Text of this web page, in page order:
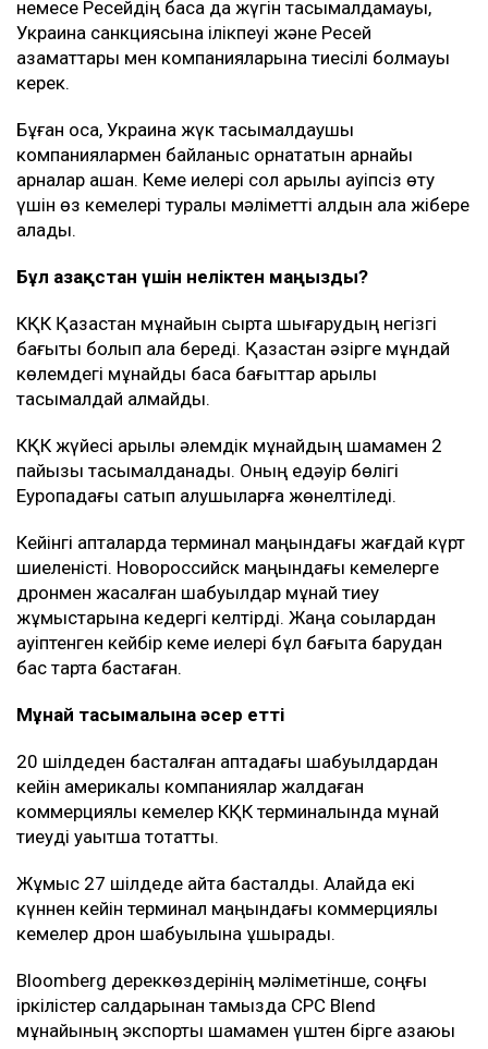
немесе Ресейдің басқа да жүгін тасымалдамауы,
Украина санкциясына ілікпеуі және Ресей
азаматтары мен компанияларына тиесілі болмауы
керек.
Бұған қоса, Украина жүк тасымалдаушы
компаниялармен байланыс орнататын арнайы
арналар ашқан. Кеме иелері сол арқылы қауіпсіз өту
үшін өз кемелері туралы мәліметті алдын ала жібере
алады.
Бұл Қазақстан үшін неліктен маңызды?
КҚК Қазақстан мұнайын сыртқа шығарудың негізгі
бағыты болып қала береді. Қазақстан әзірге мұндай
көлемдегі мұнайды басқа бағыттар арқылы
тасымалдай алмайды.
КҚК жүйесі арқылы әлемдік мұнайдың шамамен 2
пайызы тасымалданады. Оның едәуір бөлігі
Еуропадағы сатып алушыларға жөнелтіледі.
Кейінгі апталарда терминал маңындағы жағдай күрт
шиеленісті. Новороссийск маңындағы кемелерге
дронмен жасалған шабуылдар мұнай тиеу
жұмыстарына кедергі келтірді. Жаңа соққылардан
қауіптенген кейбір кеме иелері бұл бағытқа барудан
бас тарта бастаған.
Мұнай тасымалына әсер етті
20 шілдеден басталған аптадағы шабуылдардан
кейін америкалық компаниялар жалдаған
коммерциялық кемелер КҚК терминалында мұнай
тиеуді уақытша тоқтатты.
Жұмыс 27 шілдеде қайта басталды. Алайда екі
күннен кейін терминал маңындағы коммерциялық
кемелер дрон шабуылына ұшырады.
Bloomberg дереккөздерінің мәліметінше, соңғы
іркілістер салдарынан тамызда CPC Blend
мұнайының экспорты шамамен үштен бірге азаюы